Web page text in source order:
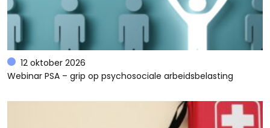
12 oktober 2026
Webinar PSA – grip op psychosociale arbeidsbelasting